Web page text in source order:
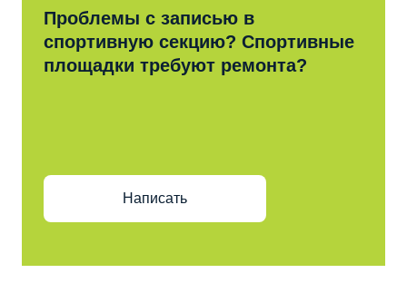
Проблемы с записью в
спортивную секцию? Спортивные
площадки требуют ремонта?
Написать